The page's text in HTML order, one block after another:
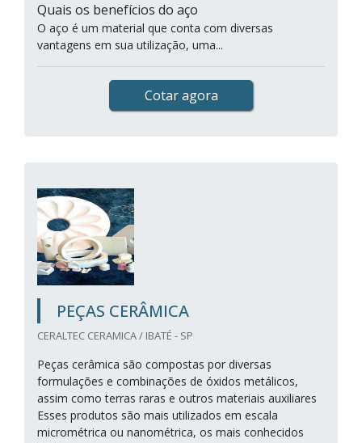
Quais os benefícios do aço
O aço é um material que conta com diversas
vantagens em sua utilização, uma...
Cotar agora
PEÇAS CERÂMICA
CERALTEC CERAMICA / IBATÉ - SP
Peças cerâmica são compostas por diversas
formulações e combinações de óxidos metálicos,
assim como terras raras e outros materiais auxiliares
Esses produtos são mais utilizados em escala
micrométrica ou nanométrica, os mais conhecidos